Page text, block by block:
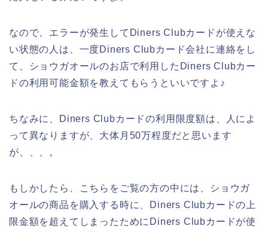
なので、エラーが発生してDiners Clubカードが使えな
い状態の人は、一度Diners Clubカード会社に連絡をし
て、ショウガオールのお店で利用したDiners Clubカー
ドの利用可能金額を教えてもらうといいですよ♪
ちなみに、Diners Clubカードの利用限度額は、人によ
って異なりますが、大体月50万程度だと思います
が、、、。
もしかしたら、こちらをご覧の方の中には、ショウガ
オールの商品を購入する時に、Diners Clubカードの上
限金額を超えてしまったためにDiners Clubカードが使